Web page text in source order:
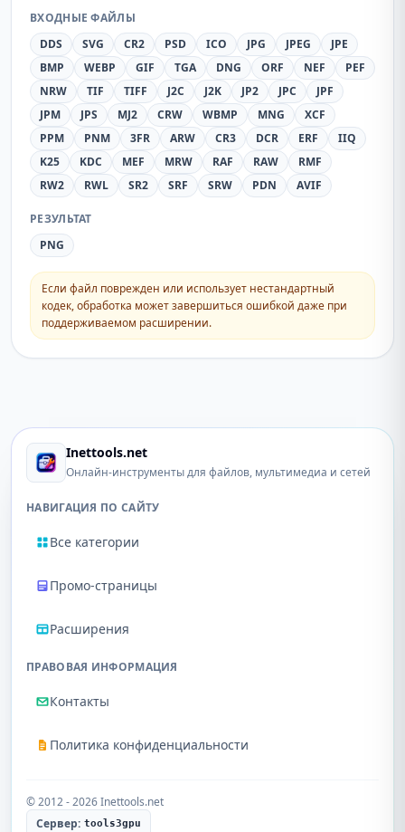
ВХОДНЫЕ ФАЙЛЫ
DDS
SVG CR2 PSD ICO JPG JPEG
JPE
BMP
WEBP GIF TGA DNG ORF NEF
PEF
NRW
TIF TIFF J2C J2K JP2 JPC
JPF
JPM
JPS MJ2 CRW WBMP MNG
XCF
PPM
PNM 3FR ARW CR3 DCR ERF
IIQ
K25
KDC MEF MRW RAF RAW
RMF
RW2
RWL SR2 SRF SRW PDN AVIF
РЕЗУЛЬТАТ
PNG
Если файл поврежден или использует нестандартный
кодек, обработка может завершиться ошибкой даже при
поддерживаемом расширении.
Inettools.net
Онлайн-инструменты для файлов, мультимедиа и сетей
НАВИГАЦИЯ ПО САЙТУ
Все категории
Промо-страницы
Расширения
ПРАВОВАЯ ИНФОРМАЦИЯ
Контакты
Политика конфиденциальности
© 2012 - 2026 Inettools.net
Сервер: tools3gpu